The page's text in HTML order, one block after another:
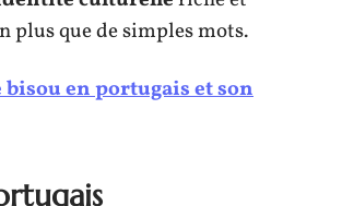
plus que de simples mots.
en portugais et son